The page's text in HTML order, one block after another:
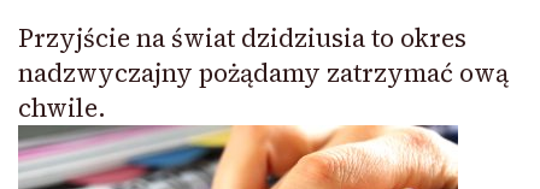
Przyjście na świat dzidziusia to okres
nadzwyczajny pożądamy zatrzymać ową
chwile.